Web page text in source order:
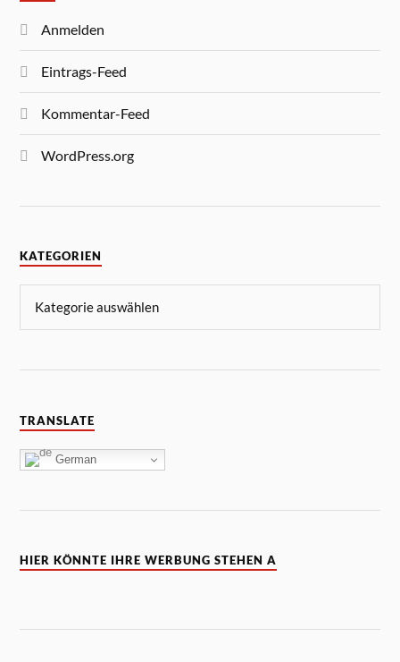
Anmelden
Eintrags-Feed
Kommentar-Feed
WordPress.org
KATEGORIEN
TRANSLATE
German
HIER KÖNNTE IHRE WERBUNG STEHEN A